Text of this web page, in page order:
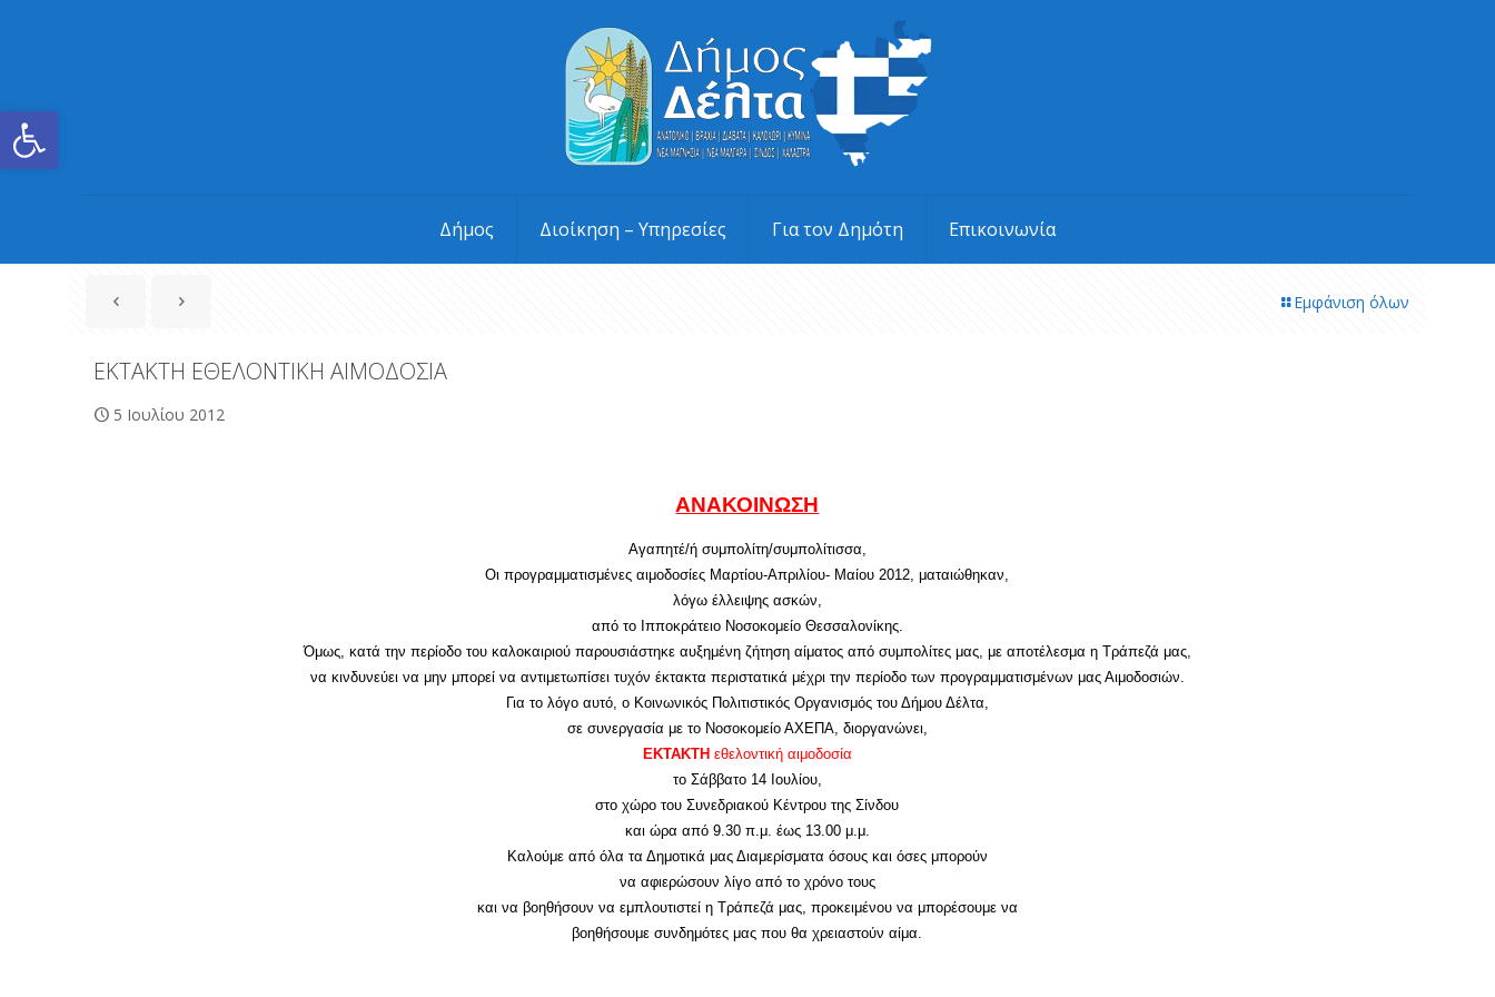
Ανοίξτε τη γραμμή εργαλείων
Δήμος Διοίκηση – Υπηρεσίες Για τον Δημότη Επικοινωνία
Εμφάνιση όλων
ΕΚΤΑΚΤΗ ΕΘΕΛΟΝΤΙΚΗ ΑΙΜΟΔΟΣΙΑ
5 Ιουλίου 2012
ΑΝΑΚΟΙΝΩΣΗ
Αγαπητέ/ή συμπολίτη/συμπολίτισσα,
Οι προγραμματισμένες αιμοδοσίες Μαρτίου-Απριλίου- Μαίου 2012, ματαιώθηκαν,
λόγω έλλειψης ασκών,
από το Ιπποκράτειο Νοσοκομείο Θεσσαλονίκης.
Όμως, κατά την περίοδο του καλοκαιριού παρουσιάστηκε αυξημένη ζήτηση αίματος από συμπολίτες μας, με αποτέλεσμα η Τράπεζά μας,
να κινδυνεύει να μην μπορεί να αντιμετωπίσει τυχόν έκτακτα περιστατικά μέχρι την περίοδο των προγραμματισμένων μας Αιμοδοσιών.
Για το λόγο αυτό, ο Κοινωνικός Πολιτιστικός Οργανισμός του Δήμου Δέλτα,
σε συνεργασία με το Νοσοκομείο ΑΧΕΠΑ, διοργανώνει,
ΕΚΤΑΚΤΗ εθελοντική αιμοδοσία
το Σάββατο 14 Ιουλίου,
στο χώρο του Συνεδριακού Κέντρου της Σίνδου
και ώρα από 9.30 π.μ. έως 13.00 μ.μ.
Καλούμε από όλα τα Δημοτικά μας Διαμερίσματα όσους και όσες μπορούν
να αφιερώσουν λίγο από το χρόνο τους
και να βοηθήσουν να εμπλουτιστεί η Τράπεζά μας, προκειμένου να μπορέσουμε να
βοηθήσουμε συνδημότες μας που θα χρειαστούν αίμα.